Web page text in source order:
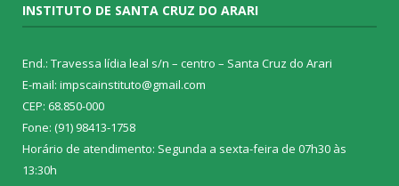
INSTITUTO DE SANTA CRUZ DO ARARI
End.: Travessa lídia leal s/n – centro – Santa Cruz do Arari
E-mail: impscainstituto@gmail.com
CEP: 68.850-000
Fone: (91) 98413-1758
Horário de atendimento: Segunda a sexta-feira de 07h30 às
13:30h